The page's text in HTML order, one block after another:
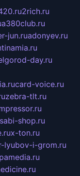
2rich.ru
a380club.ru
jun.ruadonyev.ru
day.ru
card-voice.ru
zebra-tlt.ru
shop.ru
x-ton.ru
lyubov-i-grom.ru